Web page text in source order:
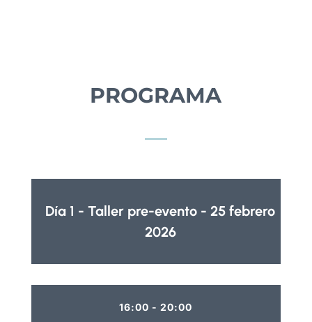
PROGRAMA
Día 1 - Taller pre-evento - 25 febrero
2026
16:00 - 20:00